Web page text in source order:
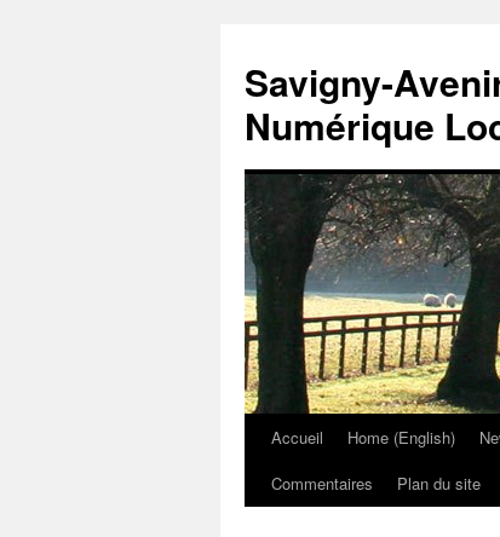
Savigny-
Numérique
Aller
Accueil Home (English)
Commentaires
Plan du site